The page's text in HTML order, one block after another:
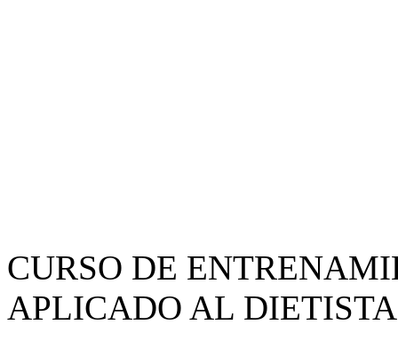
CURSO DE
APLICADO AL